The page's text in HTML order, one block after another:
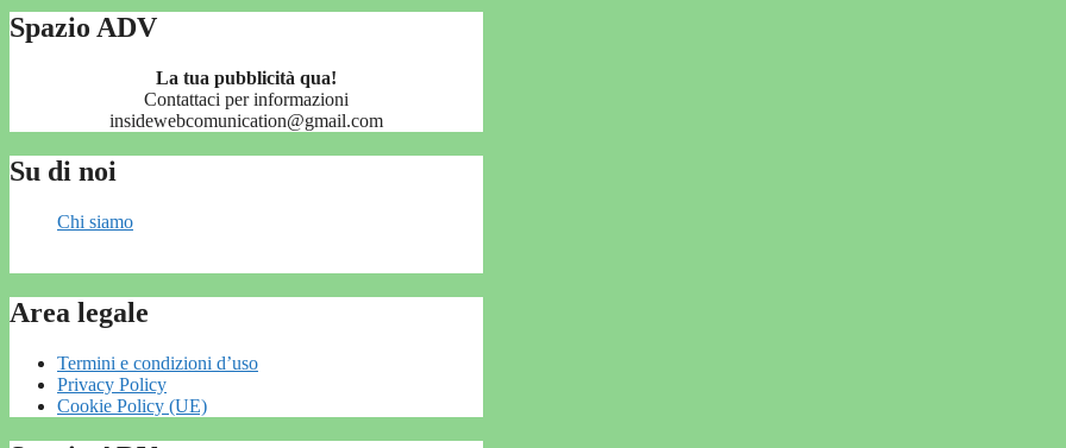
Spazio ADV
La tua pubblicità qua!
Contattaci per informazioni
insidewebcomunication@gmail.com
Su di noi
Chi siamo
Area legale
Termini e condizioni d’uso
Privacy Policy
Cookie Policy (UE)